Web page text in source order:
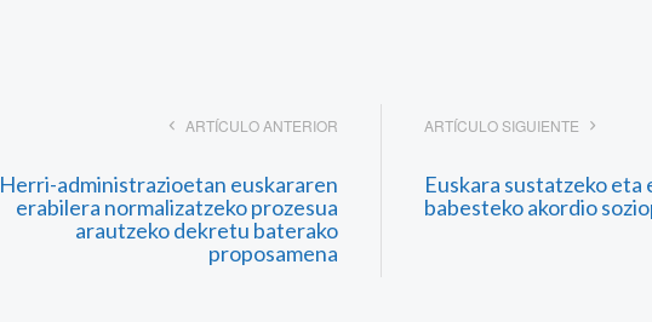
ARTÍCULO ANTERIOR
Herri-administrazioetan euskararen
erabilera normalizatzeko prozesua
arautzeko dekretu baterako
proposamena
ARTÍCULO SIGUIENTE
Euskara sustatzeko eta
babesteko akordio